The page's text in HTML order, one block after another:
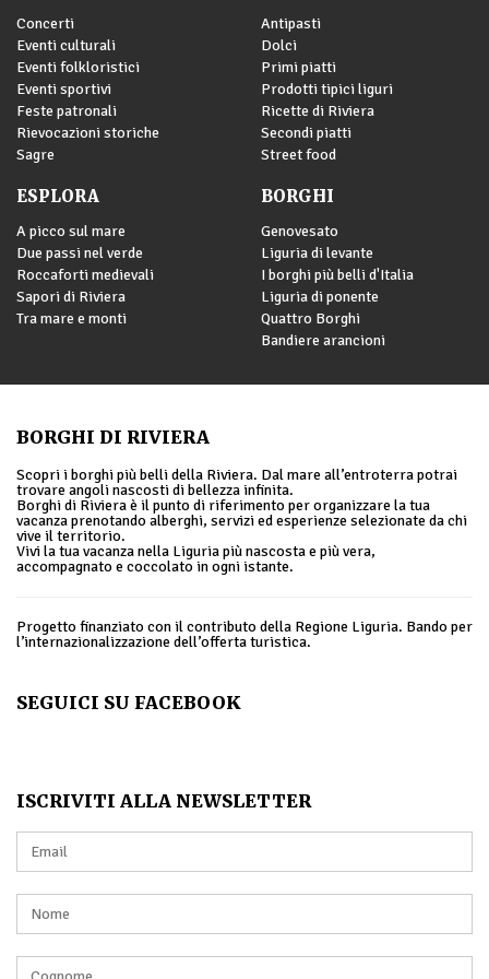
Concerti
Eventi culturali
Eventi folkloristici
Eventi sportivi
Feste patronali
Rievocazioni storiche
Sagre
Antipasti
Dolci
Primi piatti
Prodotti tipici liguri
Ricette di Riviera
Secondi piatti
Street food
ESPLORA
A picco sul mare
Due passi nel verde
Roccaforti medievali
Sapori di Riviera
Tra mare e monti
BORGHI
Genovesato
Liguria di levante
I borghi più belli d'Italia
Liguria di ponente
Quattro Borghi
Bandiere arancioni
BORGHI DI RIVIERA
Scopri i borghi più belli della Riviera. Dal mare all’entroterra potrai
trovare angoli nascosti di bellezza infinita.
Borghi di Riviera è il punto di riferimento per organizzare la tua
vacanza prenotando alberghi, servizi ed esperienze selezionate da chi
vive il territorio.
Vivi la tua vacanza nella Liguria più nascosta e più vera,
accompagnato e coccolato in ogni istante.
Progetto finanziato con il contributo della Regione Liguria. Bando per
l’internazionalizzazione dell’offerta turistica.
SEGUICI SU FACEBOOK
ISCRIVITI ALLA NEWSLETTER